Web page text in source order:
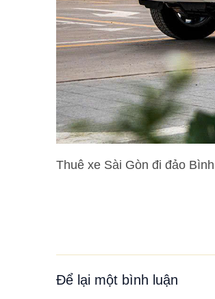
Thuê xe Sài Gòn đi đảo
Để lại một bình luận